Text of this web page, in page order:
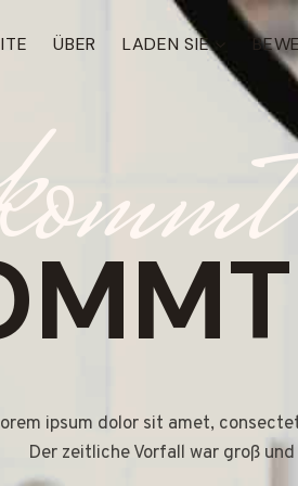
ÜBER LADEN SIE
ipsum dolor sit amet,
Der zeitliche Vorfall war groß